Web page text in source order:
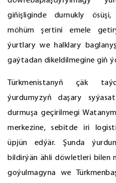
giňişliginde durnukly
möhüm şertini emele
ýurtlary we halklary
gaýtadan dikeldilmegine giň
Türkmenistanyň çäk
ýurdumyzyň daşary
durmuşa geçirilmegi
merkezine, sebitde iri
üpjün edýär. Şunda
bildirýän ähli döwletleri bilen
goýulmagyna we